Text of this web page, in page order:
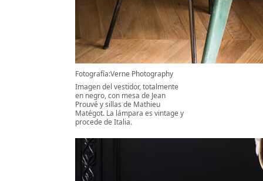
Fotografía:Verne Photography
Imagen del vestidor, totalmente
en negro, con mesa de Jean
Prouvé y sillas de Mathieu
Matégot. La lámpara es vintage y
procede de Italia.